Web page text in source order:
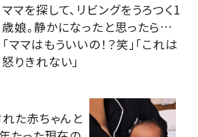
ママを探して、リビングをうろつく1
歳娘。静かになったと思ったら…
「ママはもういいの！？笑」「これは
怒りきれない」
た赤ちゃんと